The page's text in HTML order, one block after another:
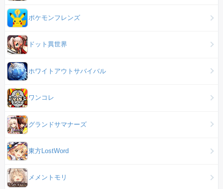
ポケモンフレンズ
ドット異世界
ホワイトアウトサバイバル
ワンコレ
グランドサマナーズ
東方LostWord
メメントモリ